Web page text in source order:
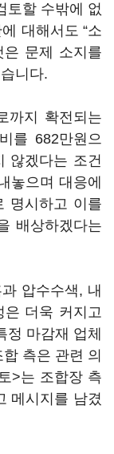
토할 수밖에 없
대해서도 “소
문제 소지를
니다.
까지 확전되는
를 682만원으
않겠다는 조건
놓으며 대응에
명시하고 이를
배상하겠다는
압수수색, 내
은 더욱 커지고
마감재 업체
측은 관련 의
>는 조합장 측
메시지를 남겼